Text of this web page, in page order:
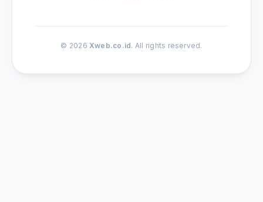
© 2026 Xweb.co.id. All rights reserved.